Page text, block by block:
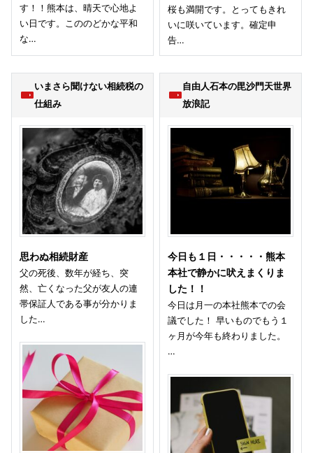
す！！熊本は、晴天で心地よ
い日です。こののどかな平和
な…
桜も満開です。とってもきれ
いに咲いています。確定申
告…
いまさら聞けない相続税の
仕組み
思わぬ相続財産
父の死後、数年が経ち、突
然、亡くなった父が友人の連
帯保証人である事が分かりま
した…
自由人石本の毘沙門天世界
放浪記
今日も１日・・・・・熊本
本社で静かに吠えまくりま
した！！
今日は月一の本社熊本での会
議でした！ 早いものでもう１
ヶ月が今年も終わりました。
…